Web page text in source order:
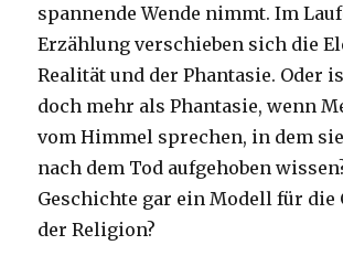
spannende Wende nimmt. Im
Erzählung verschieben sich die
Realität und der Phantasie. Oder
doch mehr als Phantasie, wenn
vom Himmel sprechen, in dem
nach dem Tod aufgehoben
Geschichte gar ein Modell für die
der Religion?